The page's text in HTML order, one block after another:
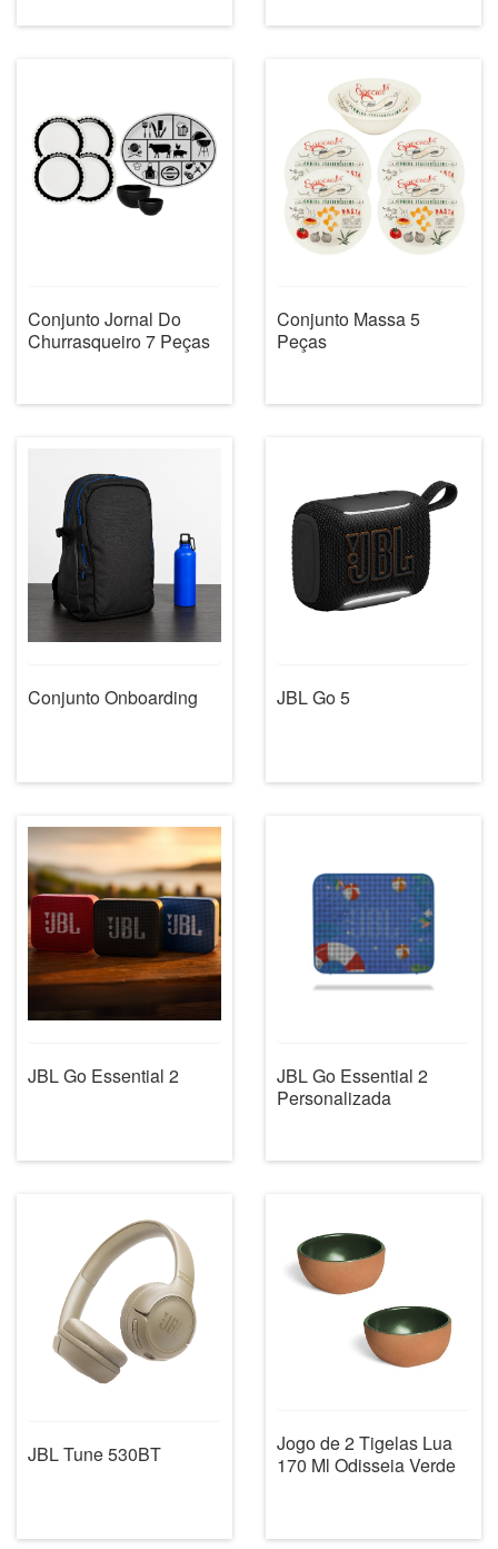
Conjunto Jornal Do
Churrasqueiro 7 Peças
Conjunto Massa 5
Peças
Conjunto Onboarding JBL Go 5
JBL Go Essential 2
JBL Go Essential 2
Personalizada
JBL Tune 530BT
Jogo de 2 Tigelas Lua
170 Ml Odisseia Verde